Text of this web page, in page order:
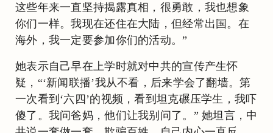
这些年来一直坚持揭露真相，很勇敢，我也想象
你们一样。我现在还住在大陆，但经常出国。在
海外，我一定要参加你们的活动。”
她表示自己早在上学时就对中共的宣传产生怀
疑，“‘新闻联播’我从不看，后来学会了翻墙。第
一次看到‘六四’的视频，看到坦克碾压学生，我吓
傻了。我问爸妈，他们让我别问了。” 她坦言，中